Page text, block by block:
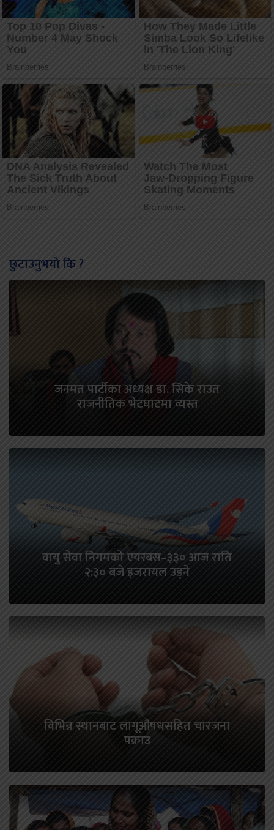
छुटाउनुभयो कि ?
जनमत पार्टीका अध्यक्ष डा. सिके राउत
राजनीतिक भेटघाटमा व्यस्त
वायु सेवा निगमको एयरबस–३३० आज राति
२:३० बजे इजरायल उड्ने
विभिन्न स्थानबाट लागूऔषधसहित चारजना
पक्राउ